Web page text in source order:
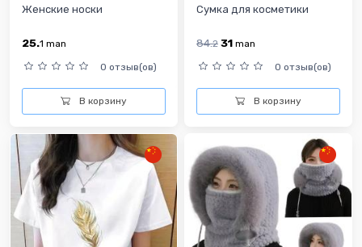
Женские носки
25.1 man
0 отзыв(ов)
В корзину
Сумка для косметики
84.2 31 man
0 отзыв(ов)
В корзину